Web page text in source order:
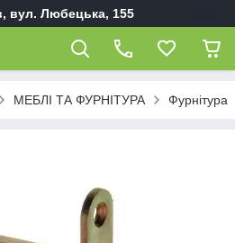
вул. Любецька, 155
МЕБЛІ ТА ФУРНІТУРА Фурнітура